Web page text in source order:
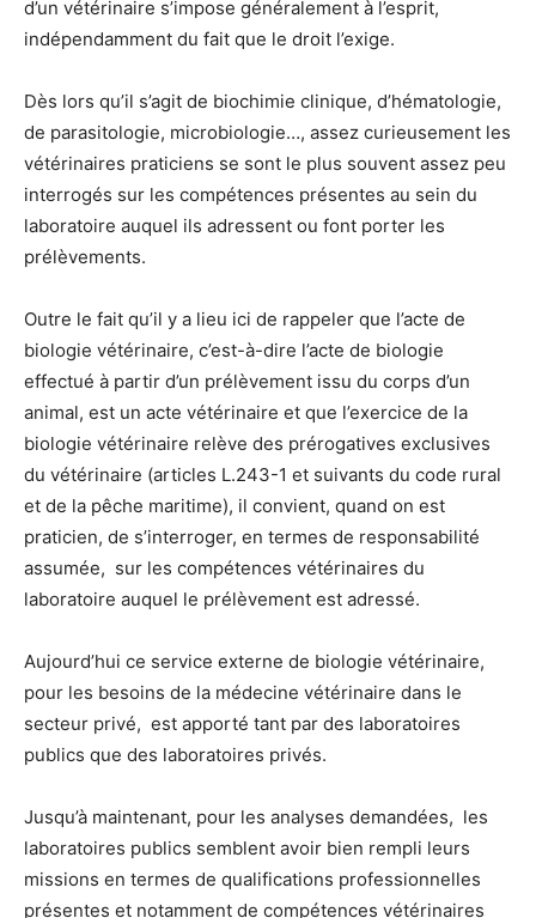
d’un vétérinaire s’impose généralement à l’esprit,
indépendamment du fait que le droit l’exige.
Dès lors qu’il s’agit de biochimie clinique, d’hématologie,
de parasitologie, microbiologie…, assez curieusement les
vétérinaires praticiens se sont le plus souvent assez peu
interrogés sur les compétences présentes au sein du
laboratoire auquel ils adressent ou font porter les
prélèvements.
Outre le fait qu’il y a lieu ici de rappeler que l’acte de
biologie vétérinaire, c’est-à-dire l’acte de biologie
effectué à partir d’un prélèvement issu du corps d’un
animal, est un acte vétérinaire et que l’exercice de la
biologie vétérinaire relève des prérogatives exclusives
du vétérinaire (articles L.243-1 et suivants du code rural
et de la pêche maritime), il convient, quand on est
praticien, de s’interroger, en termes de responsabilité
assumée, sur les compétences vétérinaires du
laboratoire auquel le prélèvement est adressé.
Aujourd’hui ce service externe de biologie vétérinaire,
pour les besoins de la médecine vétérinaire dans le
secteur privé, est apporté tant par des laboratoires
publics que des laboratoires privés.
Jusqu’à maintenant, pour les analyses demandées, les
laboratoires publics semblent avoir bien rempli leurs
missions en termes de qualifications professionnelles
présentes et notamment de compétences vétérinaires